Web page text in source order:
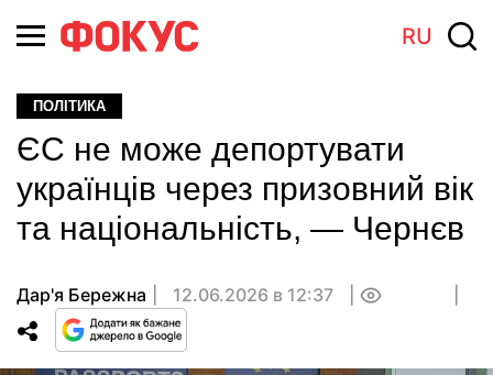
RU
ПОЛІТИКА
ЄС не може депортувати
українців через призовний вік
та національність, — Чернєв
Дар'я Бережна 12.06.2026 в 12:37